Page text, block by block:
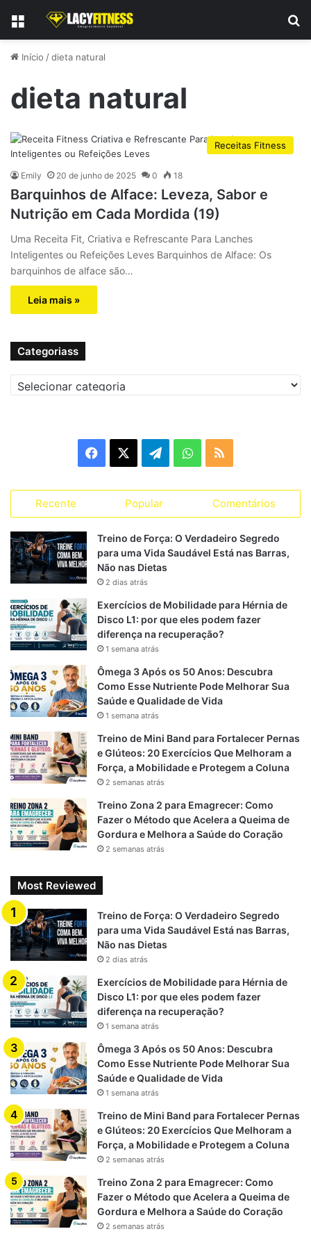
Menu
Início /dieta natural
dieta natural
Receitas Fitness
Emily 20 de junho de 2025 0 18
Barquinhos de Alface: Leveza, Sabor e
Nutrição em Cada Mordida (19)
Uma Receita Fit, Criativa e Refrescante Para Lanches
Inteligentes ou Refeições Leves Barquinhos de Alface: Os
barquinhos de alface são…
Leia mais »
Categoriass
a
e
b
o
k
e
g
a
W
t
p
S
Recente Popular Comentários
Treino de Força: O Verdadeiro Segredo
para uma Vida Saudável Está nas Barras,
Não nas Dietas
2 dias atrás
Exercícios de Mobilidade para Hérnia de
Disco L1: por que eles podem fazer
diferença na recuperação?
1 semana atrás
Ômega 3 Após os 50 Anos: Descubra
Como Esse Nutriente Pode Melhorar Sua
Saúde e Qualidade de Vida
1 semana atrás
Treino de Mini Band para Fortalecer Pernas
e Glúteos: 20 Exercícios Que Melhoram a
Força, a Mobilidade e Protegem a Coluna
2 semanas atrás
Treino Zona 2 para Emagrecer: Como
Fazer o Método que Acelera a Queima de
Gordura e Melhora a Saúde do Coração
2 semanas atrás
Most Reviewed
Treino de Força: O Verdadeiro Segredo
para uma Vida Saudável Está nas Barras,
Não nas Dietas
2 dias atrás
Exercícios de Mobilidade para Hérnia de
Disco L1: por que eles podem fazer
diferença na recuperação?
1 semana atrás
Ômega 3 Após os 50 Anos: Descubra
Como Esse Nutriente Pode Melhorar Sua
Saúde e Qualidade de Vida
1 semana atrás
Treino de Mini Band para Fortalecer Pernas
e Glúteos: 20 Exercícios Que Melhoram a
Força, a Mobilidade e Protegem a Coluna
2 semanas atrás
Treino Zona 2 para Emagrecer: Como
Fazer o Método que Acelera a Queima de
Gordura e Melhora a Saúde do Coração
2 semanas atrás